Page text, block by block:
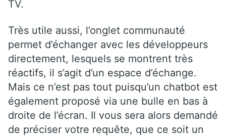
TV.
Très utile aussi, l’onglet communauté
permet d’échanger avec les développeurs
directement, lesquels se montrent très
réactifs, il s’agit d’un espace d’échange.
Mais ce n’est pas tout puisqu’un chatbot est
également proposé via une bulle en bas à
droite de l’écran. Il vous sera alors demandé
de préciser votre requête, que ce soit un